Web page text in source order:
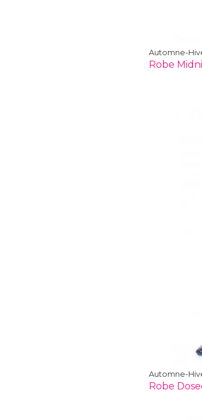
Automne-
Robe
Automne-
Robe